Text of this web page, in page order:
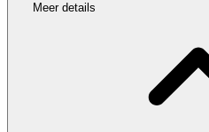
Meer details